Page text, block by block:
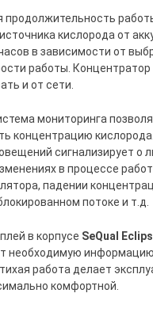
продолжительность
кислорода от
в зависимости от
работы. Концентратор
и от сети.
мониторинга
концентрацию
сигнализирует о
в процессе
падении
потоке и т.д.
в корпусе SeQual
необходимую
работа делает
комфортной.